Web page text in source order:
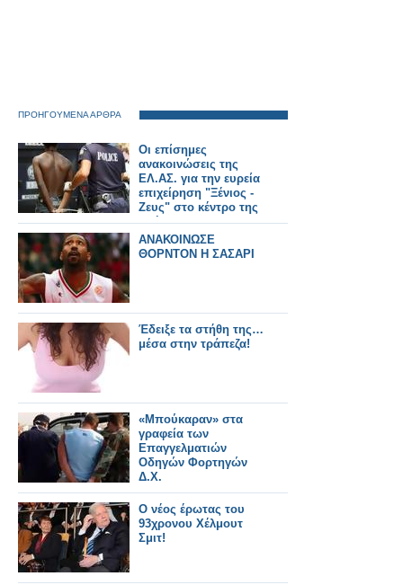
ΠΡΟΗΓΟΥΜΕΝΑ ΑΡΘΡΑ
Οι επίσημες
ανακοινώσεις της
ΕΛ.ΑΣ. για την ευρεία
επιχείρηση "Ξένιος -
Ζευς" στο κέντρο της
Αθήνας και τον Έβρο
[ΒΙΝΤΕΟ]
ΑΝΑΚΟΙΝΩΣΕ
ΘΟΡΝΤΟΝ Η ΣΑΣΑΡΙ
Έδειξε τα στήθη της…
μέσα στην τράπεζα!
«Μπούκαραν» στα
γραφεία των
Επαγγελματιών
Οδηγών Φορτηγών
Δ.Χ.
O νέος έρωτας του
93χρονου Χέλμουτ
Σμιτ!